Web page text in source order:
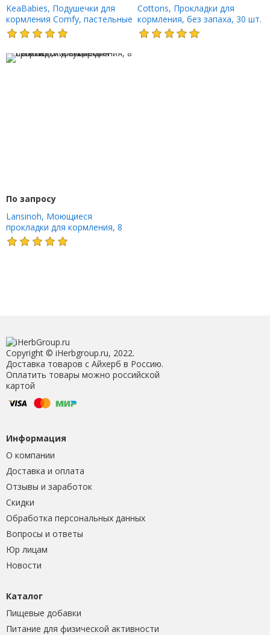
KeaBabies, Подушечки для
кормления Comfy, пастельные
тона, 14 шт. В упаковке
Cottons, Прокладки для
кормления, без запаха, 30 шт.
По запросу
Lansinoh, Моющиеся
прокладки для кормления, 8
прокладок и сумка для стирки
Copyright © iHerbgroup.ru, 2022.
Доставка товаров с Айхерб в Россию.
Оплатить товары можно российской
картой
Информация
О компании
Доставка и оплата
Отзывы и заработок
Скидки
Обработка персональных данных
Вопросы и ответы
Юр лицам
Новости
Каталог
Пищевые добавки
Питание для физической активности